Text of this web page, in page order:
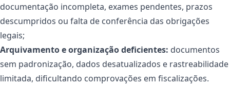
documentação incompleta, exames pendentes, prazos
descumpridos ou falta de conferência das obrigações
legais;
Arquivamento e organização deficientes: documentos
sem padronização, dados desatualizados e rastreabilidade
limitada, dificultando comprovações em fiscalizações.